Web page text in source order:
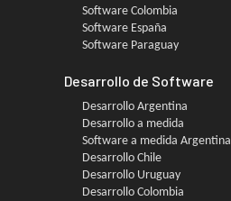
Software Colombia
Software España
Software Paraguay
Desarrollo de Software
Desarrollo Argentina
Desarrollo a medida
Software a medida Argentina
Desarrollo Chile
Desarrollo Uruguay
Desarrollo Colombia